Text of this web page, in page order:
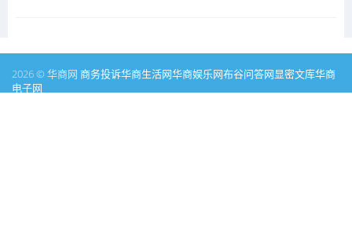
2026 © 华商网 商务投诉华商生活网华商娱乐网布谷问答网显密文库华商
电子网